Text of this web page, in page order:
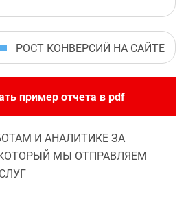
РОСТ КОНВЕРСИЙ НА САЙТЕ
пример отчета в pdf
И АНАЛИТИКЕ ЗА
МЫ ОТПРАВЛЯЕМ